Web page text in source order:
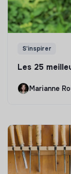
S'inspirer
Les 25
Marianne